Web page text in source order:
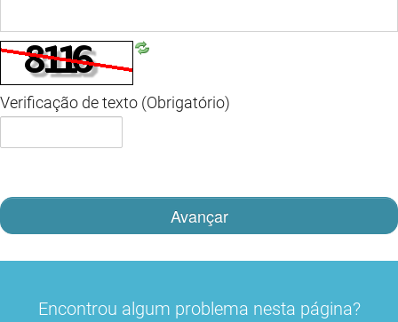
Verificação de texto (Obrigatório)
Avançar
Encontrou algum problema nesta página?